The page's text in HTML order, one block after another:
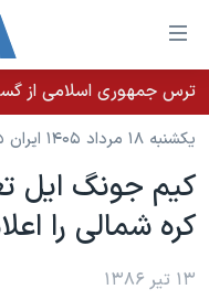
لینکهای
قابل
دسترسی
جهش
محتوای
اصلی
جهش
به
خانه
نسخه سبک وب‌سایت
موضوع ها
ایران
آمریکا
برنامه های تلویزیونی
جدول برنامه ها
یکشنبه ۱۸ مرداد ۱۴۰۵ ایران ۱۸:۴۵
کيم جونگ ايل
کره شمالی را
۱۳ تیر ۱۳۸۶